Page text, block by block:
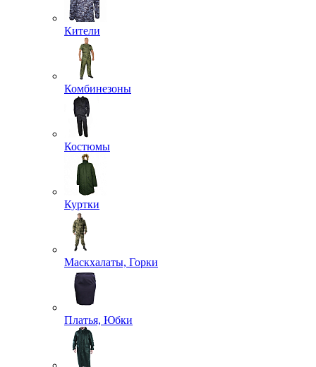
Кители
Комбинезоны
Костюмы
Куртки
Маскхалаты, Горки
Платья, Юбки